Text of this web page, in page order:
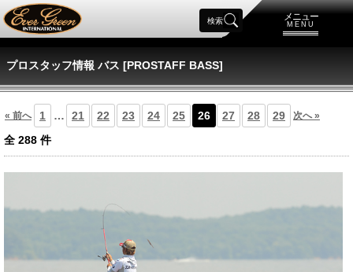
メニュー
MENU
検索
プロスタッフ情報 バス [PROSTAFF BASS]
« 前へ 1 … 21 22 23 24 25 26 27 28 29 次へ »
全 288 件